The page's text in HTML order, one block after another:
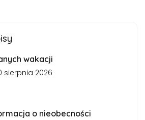
wakacji
sierpnia 2026
o nieobecności